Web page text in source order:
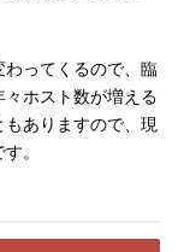
ってくるので、臨
ホスト数が増える
ありますので、現
。